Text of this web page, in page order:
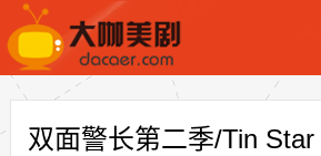
双面警长第二季/Tin Star